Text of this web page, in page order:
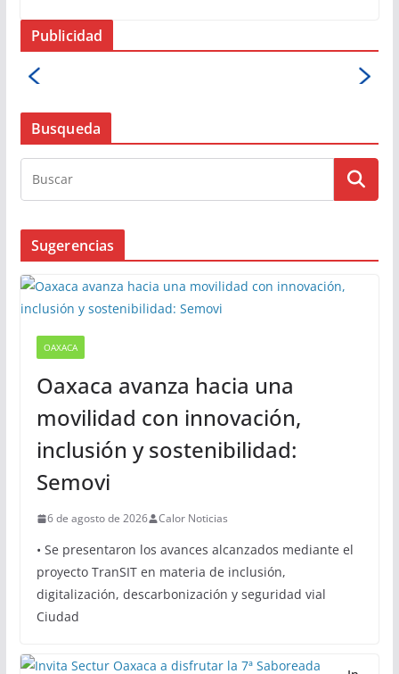
Publicidad
Busqueda
Sugerencias
OAXACA
Oaxaca avanza hacia una
movilidad con innovación,
inclusión y sostenibilidad:
Semovi